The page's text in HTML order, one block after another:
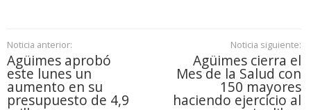
Noticia anterior:
Agüimes aprobó
este lunes un
aumento en su
presupuesto de 4,9
Noticia siguiente:
Agüimes cierra el
Mes de la Salud con
150 mayores
haciendo ejercicio al